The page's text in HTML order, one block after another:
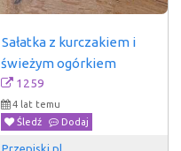
Sałatka z kurczakiem i
świeżym ogórkiem
1259
4 lat temu
Śledź
Dodaj
Przepiski.pl